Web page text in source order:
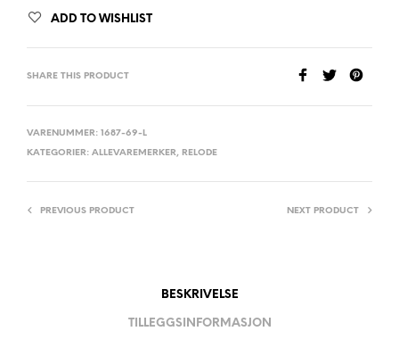
ADD TO WISHLIST
SHARE THIS PRODUCT
VARENUMMER: 1687-69-L
KATEGORIER: ALLEVAREMERKER, RELODE
PREVIOUS PRODUCT NEXT PRODUCT
BESKRIVELSE
TILLEGGSINFORMASJON